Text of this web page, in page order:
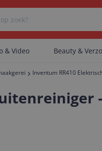
Er zijn geen categorieën
& Video Beauty &
Inventum RR410